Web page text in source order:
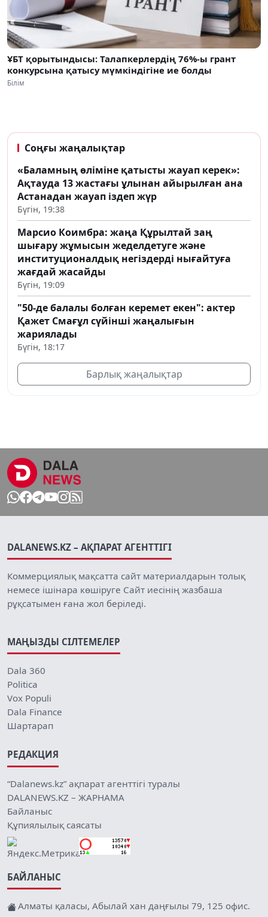
ҰБТ қорытындысы: Талапкерлердің 76%-ы грант
конкурсына қатысу мүмкіндігіне ие болды
Білім
Соңғы жаңалықтар
«Баламның өліміне қатысты жауап керек»:
Ақтауда 13 жастағы ұлынан айырылған ана
Астанадан жауап іздеп жүр
Бүгін, 19:38
Марсио Коимбра: жаңа Құрылтай заң
шығару жұмысын жеделдетуге және
институционалдық негіздерді нығайтуға
жағдай жасайды
Бүгін, 19:09
"50-де балалы болған керемет екен": актер
Қажет Смағұл сүйінші жаңалығын
жариялады
Бүгін, 18:17
Барлық жаңалықтар
DALANEWS.KZ – АҚПАРАТ АГЕНТТІГІ
Коммерциялық мақсатта сайт материалдарын толық
немесе ішінара көшіруге Сайт иесінің жазбаша
рұқсатымен ғана жол беріледі.
МАҢЫЗДЫ СІЛТЕМЕЛЕР
Dala 360
Politica
Vox Populi
Dala Finance
Шартарап
РЕДАКЦИЯ
“Dalanews.kz” ақпарат агенттігі туралы
DALANEWS.KZ – ЖАРНАМА
Байланыс
Құпиялылық саясаты
БАЙЛАНЫС
Алматы қаласы, Абылай хан даңғылы 79, 125 офис.